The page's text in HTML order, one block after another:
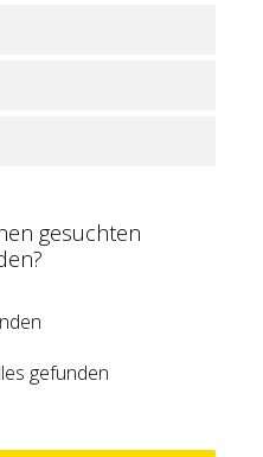
gesuchten
gefunden